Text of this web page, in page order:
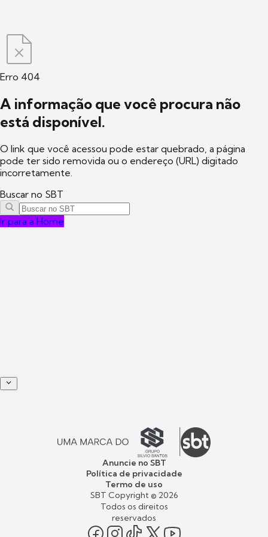
Erro 404
A informação que você procura não
está disponível.
O link que você acessou pode estar quebrado, a página
pode ter sido removida ou o endereço (URL) digitado
incorretamente.
Buscar no SBT
Ir para a Home
Anuncie no SBT
Política de privacidade
Termo de uso
SBT Copyright © 2026
Todos os direitos
reservados